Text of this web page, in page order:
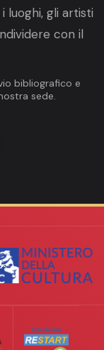
luoghi, gli artisti
con il
bibliografico e
sede.